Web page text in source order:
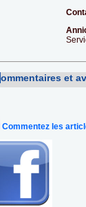
ommentaires et
Commentez les